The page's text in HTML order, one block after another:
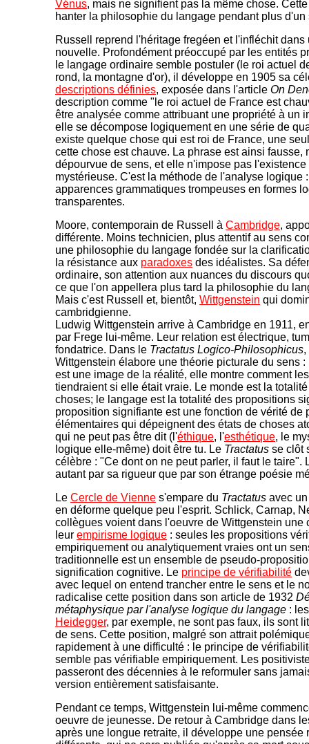
Vénus, mais ne signifient pas la même chose.
hanter la philosophie du langage pendant plus d'un
Russell reprend l'héritage fregéen et l'infléchit dans
nouvelle. Profondément préoccupé par les entités
le langage ordinaire semble postuler (le roi actuel
rond, la montagne d'or), il développe en 1905 sa
descriptions définies, exposée dans l'article On
description comme "le roi actuel de France est
être analysée comme attribuant une propriété à un
elle se décompose logiquement en une série de
existe quelque chose qui est roi de France, une
cette chose est chauve. La phrase est ainsi fausse,
dépourvue de sens, et elle n'impose pas
mystérieuse. C'est la méthode de l'analyse logique
apparences grammatiques trompeuses en formes
transparentes.
Moore, contemporain de Russell à Cambridge,
différente. Moins technicien, plus attentif au sens
une philosophie du langage fondée sur la
la résistance aux paradoxes des idéalistes. Sa
ordinaire, son attention aux nuances du discours
ce que l'on appellera plus tard la philosophie du
Mais c'est Russell et, bientôt, Wittgenstein qui
cambridgienne.
Ludwig Wittgenstein arrive à Cambridge en 1911,
par Frege lui-même. Leur relation est électrique,
fondatrice. Dans le Tractatus Logico-Philosophicus,
Wittgenstein élabore une théorie picturale du sens
est une image de la réalité, elle montre comment
tiendraient si elle était vraie. Le monde est la
choses; le langage est la totalité des propositions
proposition signifiante est une fonction de vérité de
élémentaires qui dépeignent des états de choses
qui ne peut pas être dit (l'éthique, l'esthétique, le
logique elle-même) doit être tu. Le Tractatus se clôt
célèbre : "Ce dont on ne peut parler, il faut le taire".
autant par sa rigueur que par son étrange poésie
Le Cercle de Vienne s'empare du Tractatus avec
en déforme quelque peu l'esprit. Schlick, Carnap,
collègues voient dans l'oeuvre de Wittgenstein une
leur empirisme logique : seules les propositions
empiriquement ou analytiquement vraies ont un
traditionnelle est un ensemble de pseudo-
signification cognitive. Le principe de vérifiabilité
avec lequel on entend trancher entre le sens et le
radicalise cette position dans son article de 1932
métaphysique par l'analyse logique du langage :
Heidegger, par exemple, ne sont pas faux, ils sont
de sens. Cette position, malgré son attrait
rapidement à une difficulté : le principe de
semble pas vérifiable empiriquement. Les
passeront des décennies à le reformuler sans
version entièrement satisfaisante.
Pendant ce temps, Wittgenstein lui-même
oeuvre de jeunesse. De retour à Cambridge dans
après une longue retraite, il développe une pensée